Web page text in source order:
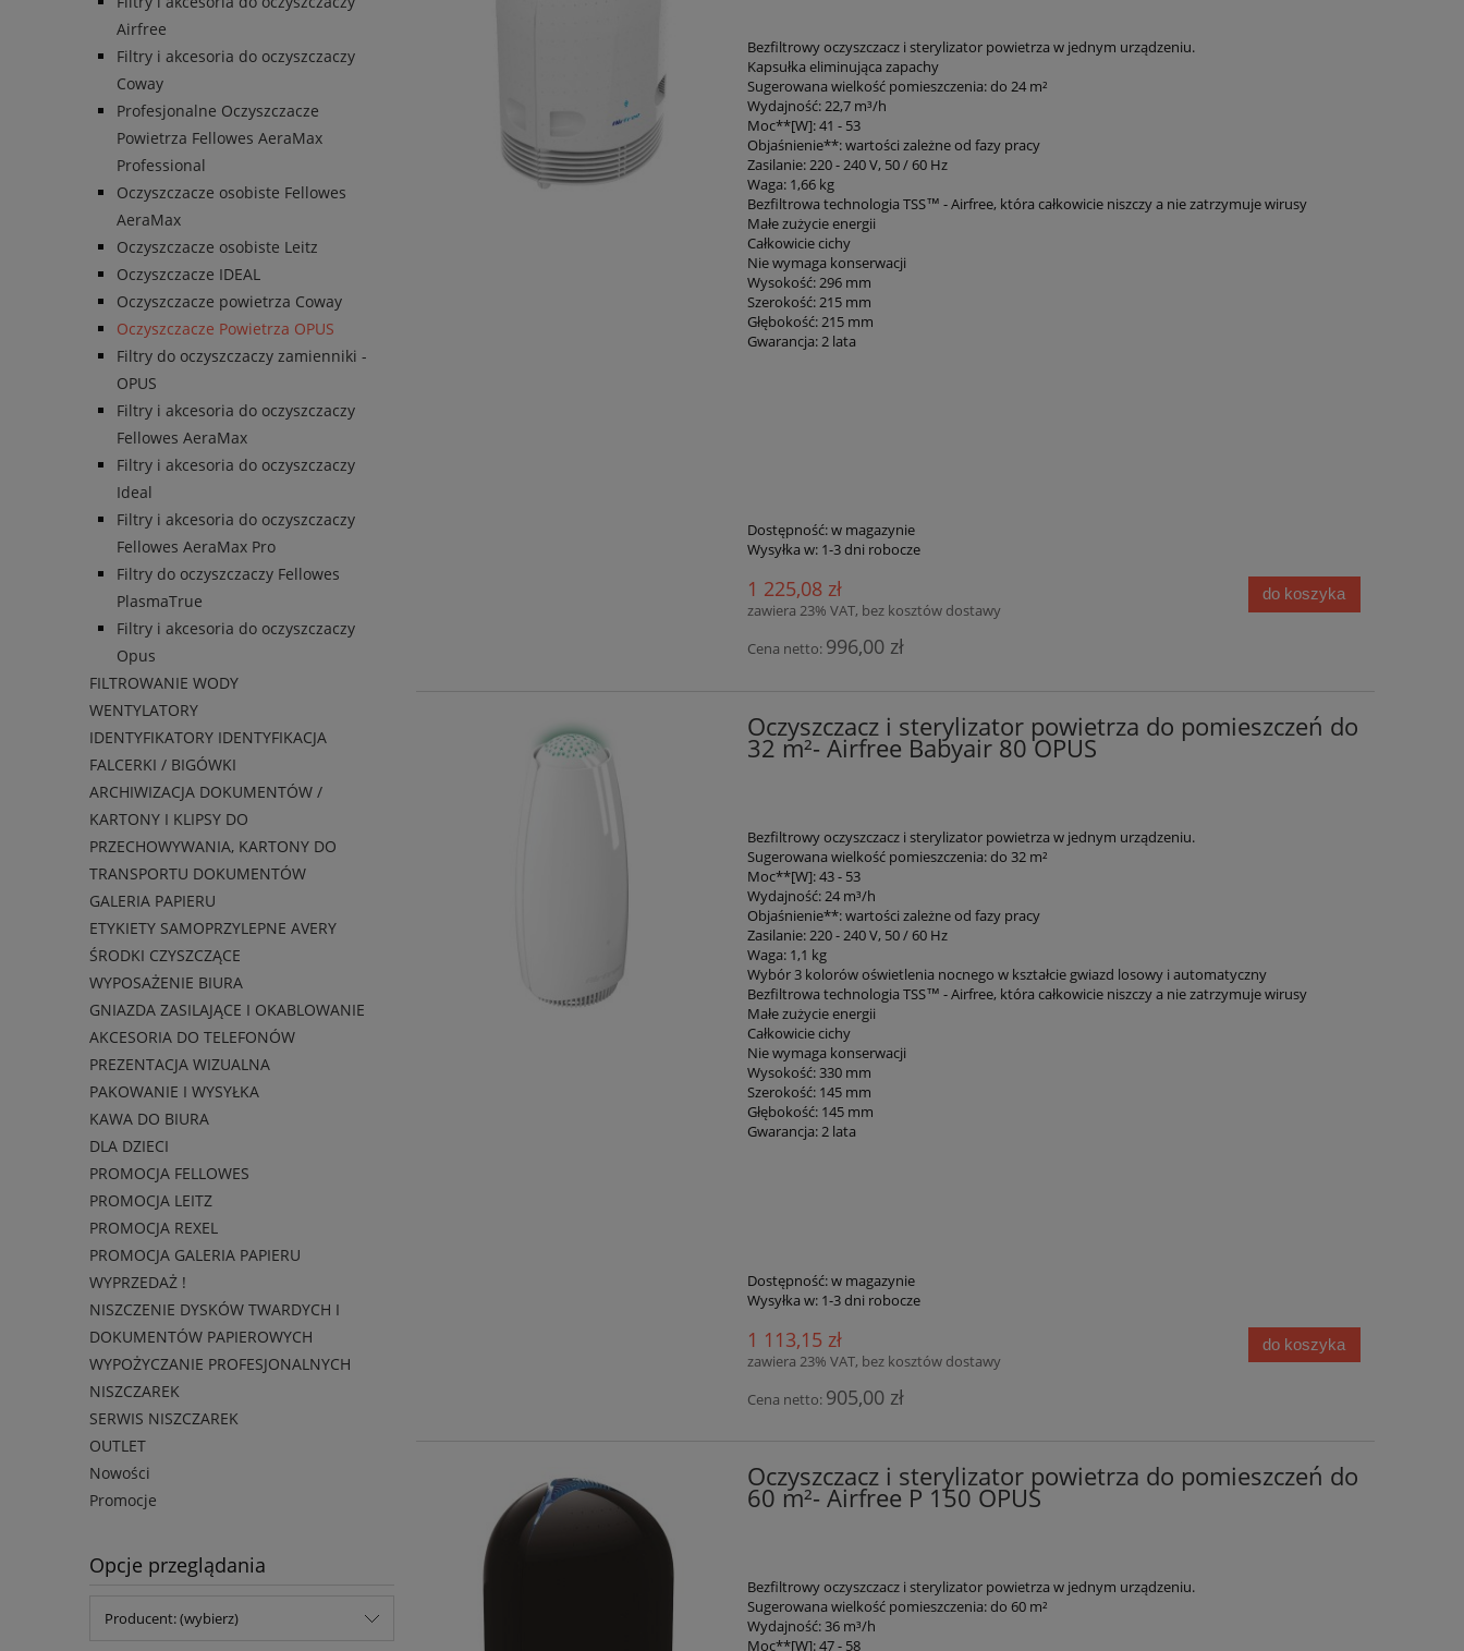
Airfree
Filtry i akcesoria do oczyszczaczy
Coway
Profesjonalne Oczyszczacze
Powietrza Fellowes AeraMax
Professional
Oczyszczacze osobiste Fellowes
AeraMax
Oczyszczacze osobiste Leitz
Oczyszczacze IDEAL
Oczyszczacze powietrza Coway
Oczyszczacze Powietrza OPUS
Filtry do oczyszczaczy zamienniki -
OPUS
Filtry i akcesoria do oczyszczaczy
Fellowes AeraMax
Filtry i akcesoria do oczyszczaczy
Ideal
Filtry i akcesoria do oczyszczaczy
Fellowes AeraMax Pro
Filtry do oczyszczaczy Fellowes
PlasmaTrue
Filtry i akcesoria do oczyszczaczy
Opus
FILTROWANIE WODY
WENTYLATORY
IDENTYFIKATORY IDENTYFIKACJA
FALCERKI / BIGÓWKI
ARCHIWIZACJA DOKUMENTÓW /
KARTONY I KLIPSY DO
PRZECHOWYWANIA, KARTONY DO
TRANSPORTU DOKUMENTÓW
GALERIA PAPIERU
ETYKIETY SAMOPRZYLEPNE AVERY
ŚRODKI CZYSZCZĄCE
WYPOSAŻENIE BIURA
GNIAZDA ZASILAJĄCE I OKABLOWANIE
AKCESORIA DO TELEFONÓW
PREZENTACJA WIZUALNA
PAKOWANIE I WYSYŁKA
KAWA DO BIURA
DLA DZIECI
PROMOCJA FELLOWES
PROMOCJA LEITZ
PROMOCJA REXEL
PROMOCJA GALERIA PAPIERU
WYPRZEDAŻ !
NISZCZENIE DYSKÓW TWARDYCH I
DOKUMENTÓW PAPIEROWYCH
WYPOŻYCZANIE PROFESJONALNYCH
NISZCZAREK
SERWIS NISZCZAREK
OUTLET
Nowości
Promocje
Opcje przeglądania
Producent: (wybierz)
Bezfiltrowy oczyszczacz i sterylizator powietrza w jednym urządzeniu.
Kapsułka eliminująca zapachy
Sugerowana wielkość pomieszczenia: do 24 m²
Wydajność: 22,7 m³/h
Moc**[W]: 41 - 53
Objaśnienie**: wartości zależne od fazy pracy
Zasilanie: 220 - 240 V, 50 / 60 Hz
Waga: 1,66 kg
Bezfiltrowa technologia TSS™ - Airfree, która całkowicie niszczy a nie zatrzymuje wirusy
Małe zużycie energii
Całkowicie cichy
Nie wymaga konserwacji
Wysokość: 296 mm
Szerokość: 215 mm
Głębokość: 215 mm
Gwarancja: 2 lata
Dostępność:w magazynie
Wysyłka w: 1-3 dni robocze
1 225,08 zł
zawiera 23% VAT, bez kosztów dostawy
Cena netto: 996,00 zł
do koszyka
Oczyszczacz i sterylizator powietrza do pomieszczeń do
32 m²- Airfree Babyair 80 OPUS
Bezfiltrowy oczyszczacz i sterylizator powietrza w jednym urządzeniu.
Sugerowana wielkość pomieszczenia: do 32 m²
Moc**[W]: 43 - 53
Wydajność: 24 m³/h
Objaśnienie**: wartości zależne od fazy pracy
Zasilanie: 220 - 240 V, 50 / 60 Hz
Waga: 1,1 kg
Wybór 3 kolorów oświetlenia nocnego w kształcie gwiazd losowy i automatyczny
Bezfiltrowa technologia TSS™ - Airfree, która całkowicie niszczy a nie zatrzymuje wirusy
Małe zużycie energii
Całkowicie cichy
Nie wymaga konserwacji
Wysokość: 330 mm
Szerokość: 145 mm
Głębokość: 145 mm
Gwarancja: 2 lata
Dostępność:w magazynie
Wysyłka w: 1-3 dni robocze
1 113,15 zł
zawiera 23% VAT, bez kosztów dostawy
Cena netto: 905,00 zł
do koszyka
Oczyszczacz i sterylizator powietrza do pomieszczeń do
60 m²- Airfree P 150 OPUS
Bezfiltrowy oczyszczacz i sterylizator powietrza w jednym urządzeniu.
Sugerowana wielkość pomieszczenia: do 60 m²
Wydajność: 36 m³/h
Moc**[W]: 47 - 58